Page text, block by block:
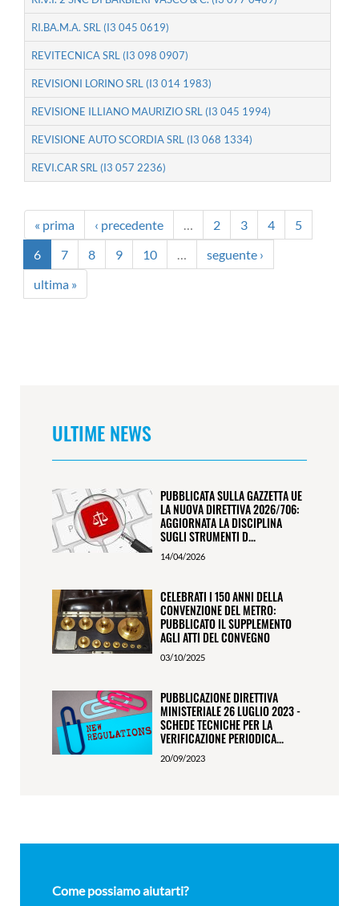
RI.BA.M.A. SRL (I3 045 0619)
REVITECNICA SRL (I3 098 0907)
REVISIONI LORINO SRL (I3 014 1983)
REVISIONE ILLIANO MAURIZIO SRL (I3 045 1994)
REVISIONE AUTO SCORDIA SRL (I3 068 1334)
REVI.CAR SRL (I3 057 2236)
« prima ‹ precedente 2 3 4
5
6
7 8 9 10
seguente ›
ultima »
ULTIME NEWS
PUBBLICATA SULLA GAZZETTA UE
LA NUOVA DIRETTIVA 2026/706:
AGGIORNATA LA DISCIPLINA
SUGLI STRUMENTI D...
14/04/2026
CELEBRATI I 150 ANNI DELLA
CONVENZIONE DEL METRO:
PUBBLICATO IL SUPPLEMENTO
AGLI ATTI DEL CONVEGNO
03/10/2025
PUBBLICAZIONE DIRETTIVA
MINISTERIALE 26 LUGLIO 2023 -
SCHEDE TECNICHE PER LA
VERIFICAZIONE PERIODICA...
20/09/2023
Come possiamo aiutarti?